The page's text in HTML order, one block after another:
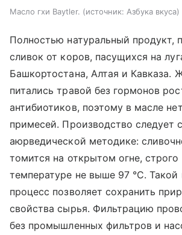
Масло гхи Baytler. источник: Азбука вкуса
Полностью натуральный продукт,
сливок от коров, пасущихся на
Башкортостана, Алтая и Кавказа.
питались травой без гормонов
антибиотиков, поэтому в масле
примесей. Производство следует
аюрведической методике:
томится на открытом огне, строго
температуре не выше 97 °C.
процесс позволяет сохранить
свойства сырья. Фильтрацию
без промышленных фильтров и